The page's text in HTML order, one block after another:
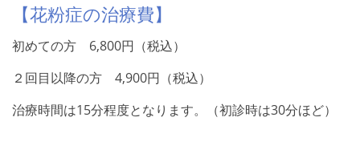
【花粉症の治療費】
初めての方 6,800円（税込）
２回目以降の方 4,900円（税込）
治療時間は15分程度となります。（初診時は30分ほど）